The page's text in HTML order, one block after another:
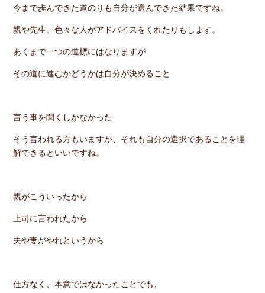
今まで歩んできた道のりも自分が選んできた結果ですね。
親や先生、色々な人がアドバイスをくれたりもします。
あくまで一つの道標にはなりますが
その道に進むかどうかは自分が決めること
言う事を聞くしかなかった
そう言われる方もいますが、それも自分の選択であることを理
解できるといいですね。
親がこういったから
上司に言われたから
夫や妻がやれというから
仕方なく、本意ではなかったことでも、